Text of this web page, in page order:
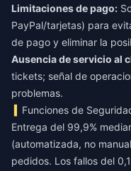
Limitaciones de pago:
PayPal/tarjetas) para
de pago y eliminar la
Ausencia de servicio al
tickets; señal de
problemas.
Funciones de
Entrega del 99,9%
(automatizada, no
pedidos. Los fallos del